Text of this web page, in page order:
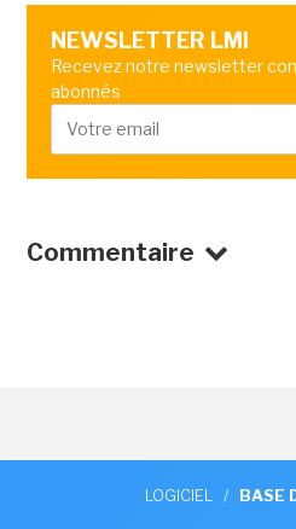
NEWSLETTER LMI
Recevez notre newsletter
abonnés
Commentaire
LOGICIEL / BASE